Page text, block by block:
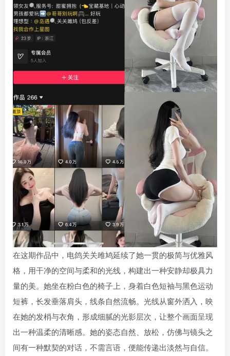
在这期作品中，电鸽关关雎鸠延续了她一贯的极简与优雅风
格，用干净的空间与柔和的光线，构建出一种安静却极具力
量的美。她坐在粉白色的椅子上，身着白色短袖与黑色运动
短裤，长发垂落肩头，线条自然流畅。光线从窗外洒入，映
在她的发梢与衣角，形成细腻的光影层次，让整个画面呈现
出一种温柔的清晰感。她的姿态自然、放松，仿佛与镜头之
间有一种默契的对话，不需言语，便能传递出淡然与自信。